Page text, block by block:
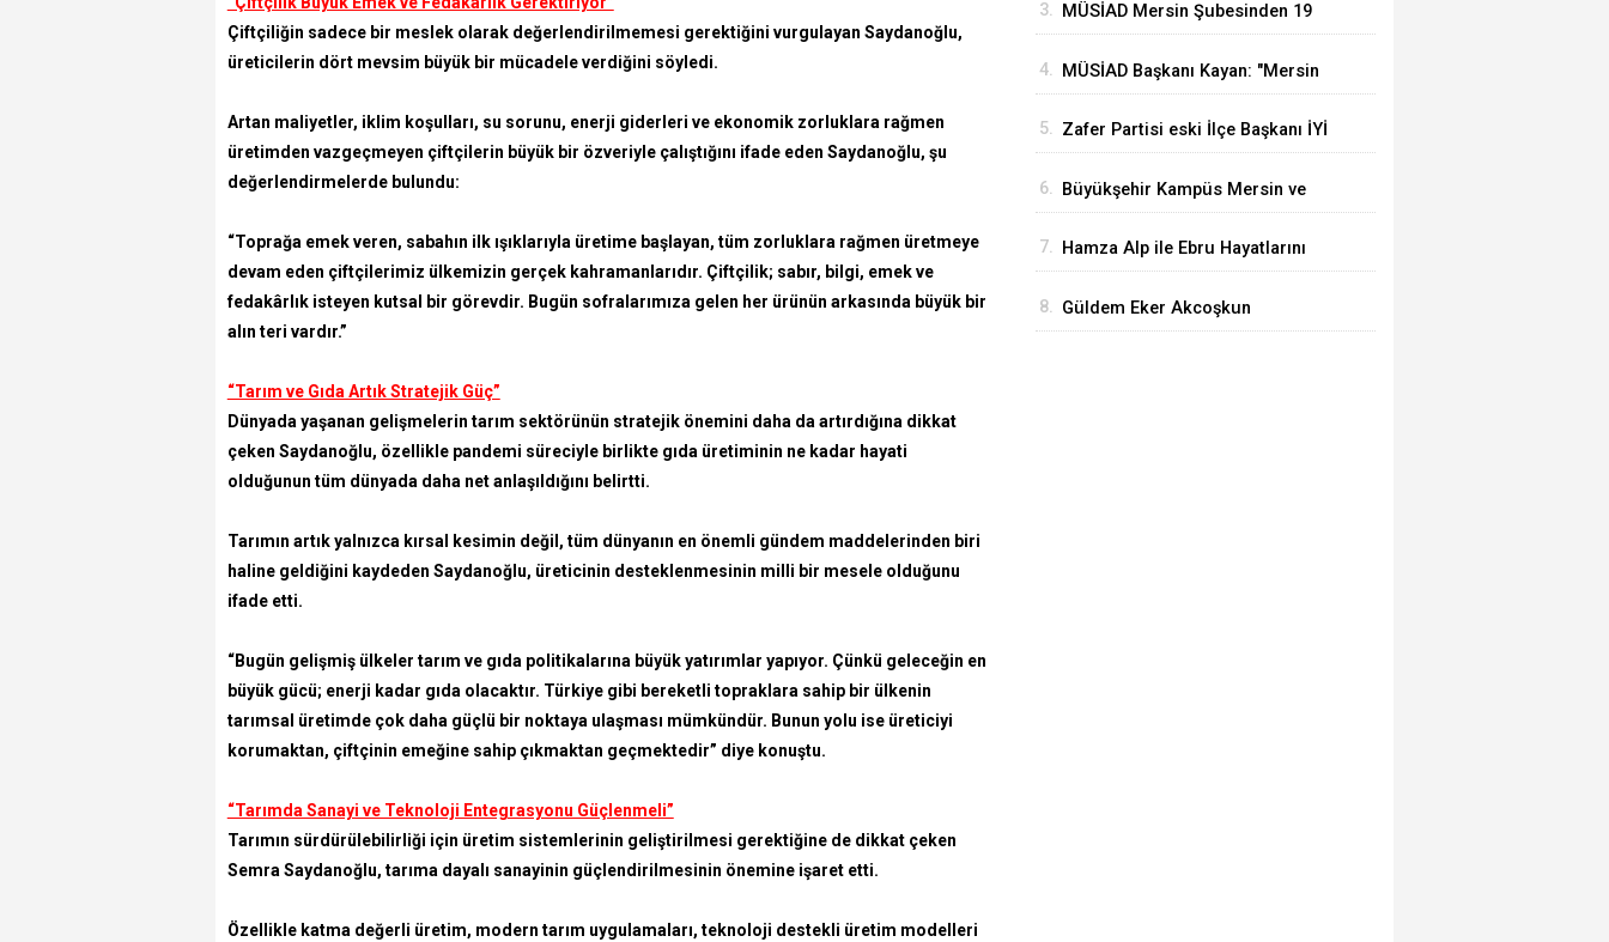
Çiftçiliğin sadece bir meslek olarak değerlendirilmemesi gerektiğini vurgulayan Saydanoğlu,
üreticilerin dört mevsim büyük bir mücadele verdiğini söyledi.
Artan maliyetler, iklim koşulları, su sorunu, enerji giderleri ve ekonomik zorluklara rağmen
üretimden vazgeçmeyen çiftçilerin büyük bir özveriyle çalıştığını ifade eden Saydanoğlu, şu
değerlendirmelerde bulundu:
“Toprağa emek veren, sabahın ilk ışıklarıyla üretime başlayan, tüm zorluklara rağmen üretmeye
devam eden çiftçilerimiz ülkemizin gerçek kahramanlarıdır. Çiftçilik; sabır, bilgi, emek ve
fedakârlık isteyen kutsal bir görevdir. Bugün sofralarımıza gelen her ürünün arkasında büyük bir
alın teri vardır.”
“Tarım ve Gıda Artık Stratejik Güç”
Dünyada yaşanan gelişmelerin tarım sektörünün stratejik önemini daha da artırdığına dikkat
çeken Saydanoğlu, özellikle pandemi süreciyle birlikte gıda üretiminin ne kadar hayati
olduğunun tüm dünyada daha net anlaşıldığını belirtti.
Tarımın artık yalnızca kırsal kesimin değil, tüm dünyanın en önemli gündem maddelerinden biri
haline geldiğini kaydeden Saydanoğlu, üreticinin desteklenmesinin milli bir mesele olduğunu
ifade etti.
“Bugün gelişmiş ülkeler tarım ve gıda politikalarına büyük yatırımlar yapıyor. Çünkü geleceğin en
büyük gücü; enerji kadar gıda olacaktır. Türkiye gibi bereketli topraklara sahip bir ülkenin
tarımsal üretimde çok daha güçlü bir noktaya ulaşması mümkündür. Bunun yolu ise üreticiyi
korumaktan, çiftçinin emeğine sahip çıkmaktan geçmektedir” diye konuştu.
“Tarımda Sanayi ve Teknoloji Entegrasyonu Güçlenmeli”
Tarımın sürdürülebilirliği için üretim sistemlerinin geliştirilmesi gerektiğine de dikkat çeken
Semra Saydanoğlu, tarıma dayalı sanayinin güçlendirilmesinin önemine işaret etti.
Özellikle katma değerli üretim, modern tarım uygulamaları, teknoloji destekli üretim modelleri
Kaybetti
3. MÜSİAD Mersin Şubesinden 19
4. MÜSİAD Başkanı Kayan: "Mersin
Aştı"
5. Zafer Partisi eski İlçe Başkanı İYİ
6. Büyükşehir Kampüs Mersin ve
Eğitimlerine Devam
7. Hamza Alp ile Ebru Hayatlarını
8. Güldem Eker Akcoşkun